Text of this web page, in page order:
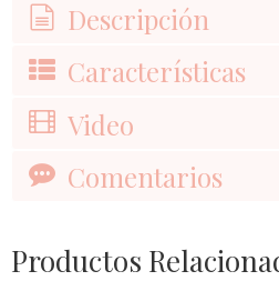
Descripción
Características
Video
Comentarios
Productos